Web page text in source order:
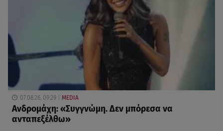
07.08.26, 09:29 MEDIA
Ανδρομάχη: «Συγγνώμη. Δεν μπόρεσα να
ανταπεξέλθω»